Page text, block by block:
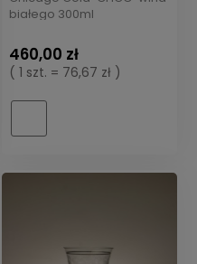
białego 300ml
460,00 zł
( 1 szt. = 76,67 zł )